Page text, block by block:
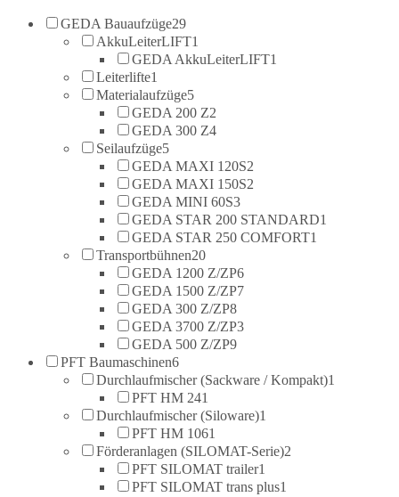
GEDA Bauaufzüge29
AkkuLeiterLIFT1
GEDA AkkuLeiterLIFT1
Leiterlifte1
Materialaufzüge5
GEDA 200 Z2
GEDA 300 Z4
Seilaufzüge5
GEDA MAXI 120S2
GEDA MAXI 150S2
GEDA MINI 60S3
GEDA STAR 200 STANDARD1
GEDA STAR 250 COMFORT1
Transportbühnen20
GEDA 1200 Z/ZP6
GEDA 1500 Z/ZP7
GEDA 300 Z/ZP8
GEDA 3700 Z/ZP3
GEDA 500 Z/ZP9
PFT Baumaschinen6
Durchlaufmischer (Sackware / Kompakt)1
PFT HM 241
Durchlaufmischer (Siloware)1
PFT HM 1061
Förderanlagen (SILOMAT-Serie)2
PFT SILOMAT trailer1
PFT SILOMAT trans plus1